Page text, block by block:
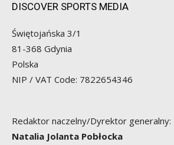
DISCOVER SPORTS MEDIA
Świętojańska 3/1
81-368 Gdynia
Polska
NIP / VAT Code: 7822654346
Redaktor naczelny/Dyrektor generalny:
Natalia Jolanta Pobłocka